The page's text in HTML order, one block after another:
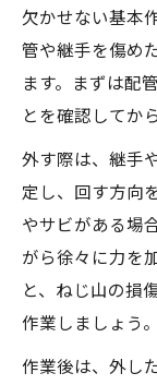
欠かせない基本
管や継手を傷め
ます。まずは配
とを確認してか
外す際は、継手
定し、回す方向
やサビがある場
がら徐々に力を
と、ねじ山の損
作業しましょう。
作業後は、外し